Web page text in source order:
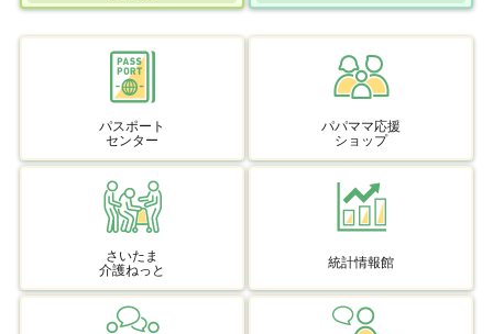
パスポート
センター
パパママ応援
ショップ
さいたま
介護ねっと
統計情報館